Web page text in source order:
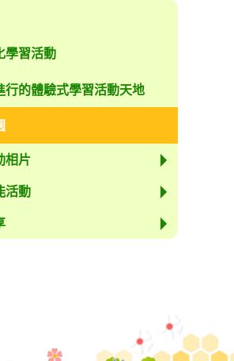
學習活動
行的體驗式學習活動天地
相片
活動